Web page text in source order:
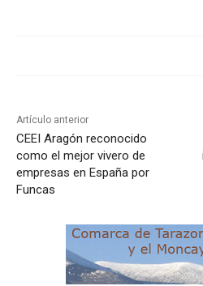
Artículo anterior
CEEI Aragón reconocido
como el mejor vivero de
empresas en España por
Funcas